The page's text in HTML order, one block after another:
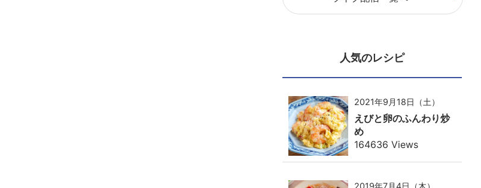
人気のレシピ
2021年9月18日（土）
えびと卵のふんわり炒
め
164636 Views
2019年7月4日（木）